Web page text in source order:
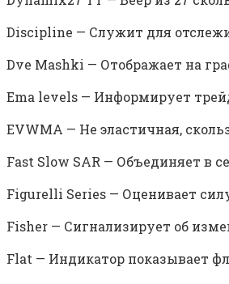
Discipline — Служит для
Dve Mashki — Отображает на
Ema levels — Информирует
EVWMA — Не эластичная,
Fast Slow SAR — Объединяет в
Figurelli Series — Оценивает
Fisher — Сигнализирует об
Flat — Индикатор показывает